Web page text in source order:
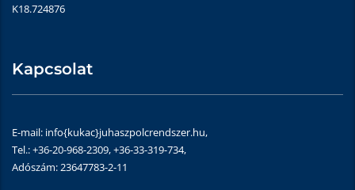
K18.724876
Kapcsolat
E-mail: info{kukac}juhaszpolcrendszer.hu,
Tel.: +36-20-968-2309, +36-33-319-734,
Adószám: 23647783-2-11